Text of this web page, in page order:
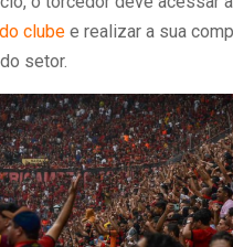
clubee realizar a sua
setor.